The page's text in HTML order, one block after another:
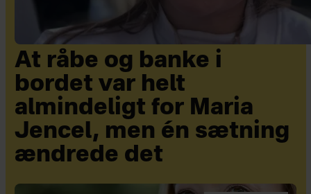
At råbe og banke i
bordet var helt
almindeligt for Maria
Jencel, men én sætning
ændrede det